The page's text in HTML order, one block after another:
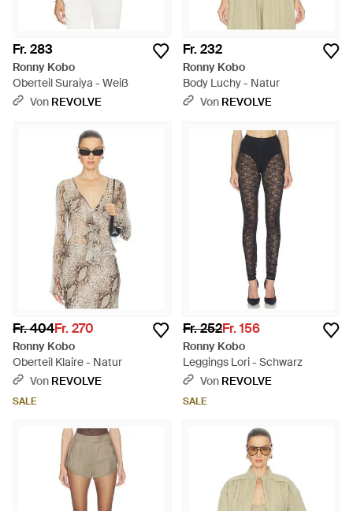
Fr. 283
Ronny Kobo
Oberteil Suraiya - Weiß
Von REVOLVE
Fr. 232
Ronny Kobo
Body Luchy - Natur
Von REVOLVE
Fr. 404Fr. 270
Ronny Kobo
Oberteil Klaire - Natur
Von REVOLVE
SALE
Fr. 252Fr. 156
Ronny Kobo
Leggings Lori - Schwarz
Von REVOLVE
SALE